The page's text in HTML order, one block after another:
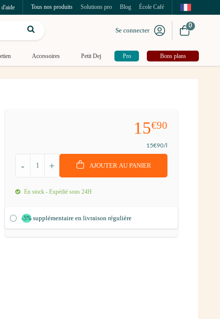
Tous nos produits Solutions pro Blog École Café
Se connecter
0
Accessoires Petit Dej Pro Bons plans
15€90
15€90/l
+
- AJOUTER AU PANIER
En stock - Expédié sous 24H
-5% supplémentaire en livraison régulière